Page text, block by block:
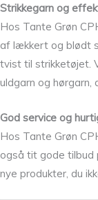
Strikkegarn og
Hos Tante Grøn
af lækkert og blødt
tvist til strikketøjet.
uldgarn og
God service og
Hos Tante Grøn
også tit gode tilbud
nye produkter, du